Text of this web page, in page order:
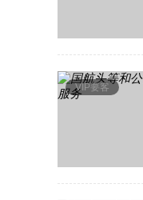
VIP要客